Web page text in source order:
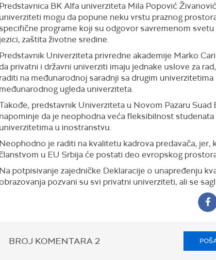
Predstavnica BK Alfa univerziteta Mila Popović
univerziteti mogu da popune neku vrstu praznog
specifične programe koji su odgovor savremenom
jezici, zaštita životne sredine.
Predstavnik Univerziteta privredne akademije Marko
da privatni i državni univerziti imaju jednake uslove za
raditi na međunarodnoj saradnji sa drugim univerzitetima
međunarodnog ugleda univerziteta.
predstavnik Univerziteta u Novom Pazaru Suad
napominje da je neophodna veća fleksibilnost studenata
univerzitetima u inostranstvu.
Neophodno je raditi na kvalitetu kadrova predavača, jer,
članstvom u EU Srbija će postati deo evropskog
Na potpisivanje zajedničke Deklaracije o unapređenju
obrazovanja pozvani su svi privatni univerziteti, ali se
BROJ KOMENTARA 2